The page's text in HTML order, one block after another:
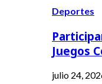
Deportes
Juegos
julio 24,